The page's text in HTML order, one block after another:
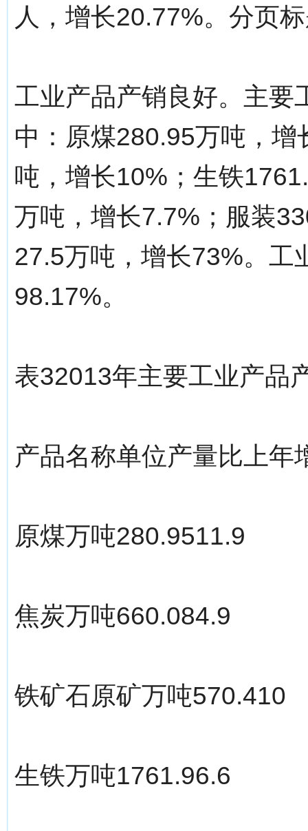
人，增长20.77%。分页
工业产品产销良好。主要
中：原煤280.95万吨，
吨，增长10%；生铁
万吨，增长7.7%；服装
27.5万吨，增长73%。工
98.17%。
表32013年主要工业产品
产品名称单位产量比上年
原煤万吨280.9511.9
焦炭万吨660.084.9
铁矿石原矿万吨570.410
生铁万吨1761.96.6